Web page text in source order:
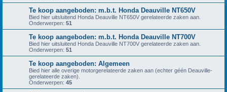
Te koop aangeboden: m.b.t. Honda Deauville NT650V
Bied hier uitsluitend Honda Deauville NT650V gerelateerde zaken aan.
Onderwerpen: 51
Te koop aangeboden: m.b.t. Honda Deauville NT700V
Bied hier uitsluitend Honda Deauville NT700V gerelateerde zaken aan.
Onderwerpen: 51
Te koop aangeboden: Algemeen
Bied hier alle overige motorgerelateerde zaken aan (echter géén Deauville-
gerelateerde zaken).
Onderwerpen: 45